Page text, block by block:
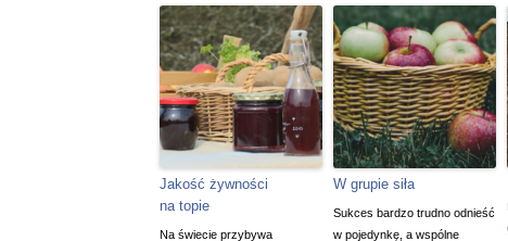
Jakość żywności
na topie
Na świecie przybywa
W grupie siła
Sukces bardzo trudno odnieść
w pojedynkę, a wspólne